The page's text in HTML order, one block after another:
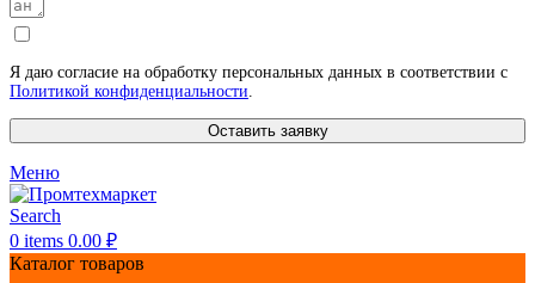
Я даю согласие на обработку персональных данных в соответствии с
Политикой конфиденциальности.
Оставить заявку
Меню
Search
0 items 0.00 ₽
Каталог товаров